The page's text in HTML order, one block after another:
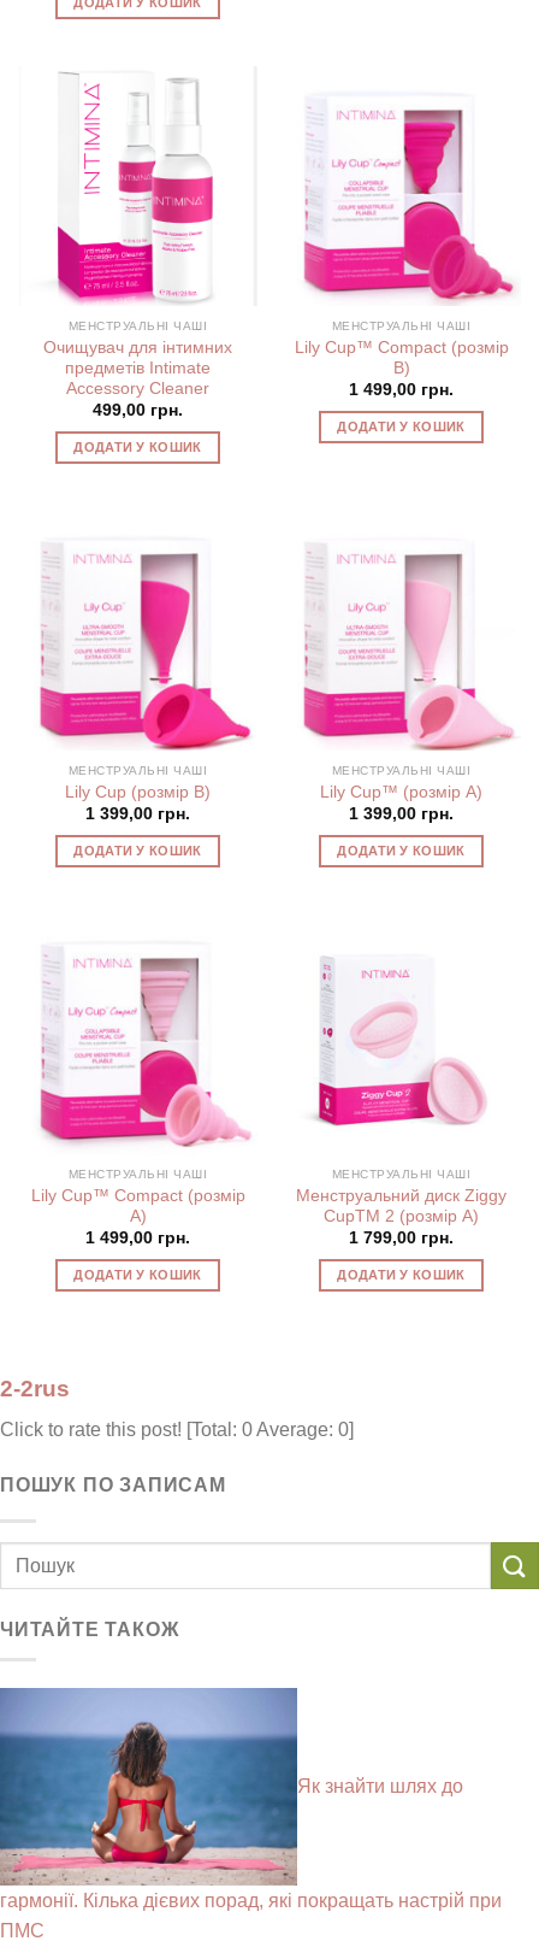
МЕНСТРУАЛЬНІ ЧАШІ
Очищувач для інтимних
предметів Intimate
Accessory Cleaner
499,00 грн.
ДОДАТИ У КОШИК
МЕНСТРУАЛЬНІ ЧАШІ
Lily Cup™ Compact (розмір
B)
1 499,00 грн.
ДОДАТИ У КОШИК
МЕНСТРУАЛЬНІ ЧАШІ
Lily Cup (розмір В)
1 399,00 грн.
ДОДАТИ У КОШИК
МЕНСТРУАЛЬНІ ЧАШІ
Lily Cup™ (розмір А)
1 399,00 грн.
ДОДАТИ У КОШИК
МЕНСТРУАЛЬНІ ЧАШІ
Lily Cup™ Compact (розмір
А)
1 499,00 грн.
ДОДАТИ У КОШИК
МЕНСТРУАЛЬНІ ЧАШІ
Менструальний диск Ziggy
CupTM 2 (розмір А)
1 799,00 грн.
ДОДАТИ У КОШИК
2-2rus
Click to rate this post! [Total: 0 Average: 0]
ПОШУК ПО ЗАПИСАМ
ЧИТАЙТЕ ТАКОЖ
Як знайти шлях до
гармонії. Кілька дієвих порад, які покращать настрій при
ПМС